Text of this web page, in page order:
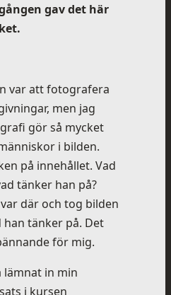
gav det här
var att fotografera
men jag
gör så mycket
i bilden.
på innehållet. Vad
tänker han på?
där och tog bilden
han tänker på. Det
för mig.
lämnat in min
i kursen